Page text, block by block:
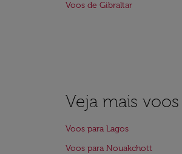
Voos de Gibraltar
Veja mais
Voos para Lagos
Voos para Nouakchott